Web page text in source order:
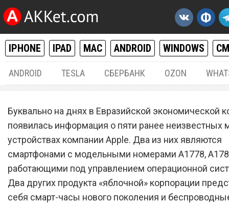
IPHONE IPAD MAC ANDROID WINDOWS
ANDROID TESLA СБЕРБАНК OZON
Apple сертифицировала
Watch 2, iPhone 7 и
продажи в России
Буквально на днях в Евразийской экономической
появилась информация о пяти ранее неизвестных
устройствах компании Apple. Два из них являются
смартфонами с модельными номерами A1778,
работающими под управлением операционной
Два других продукта «яблочной» корпорации
себя смарт-часы нового поколения и